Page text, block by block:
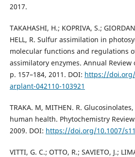
2017.
TAKAHASHI, H.; KOPRIVA, S.;
HELL, R. Sulfur assimilation in
molecular functions and regulations
assimilatory enzymes. Annual Review
p. 157–184, 2011. DOI: https://
arplant-042110-103921
TRAKA. M, MITHEN. R.
human health. Phytochemistry
2009. DOI: https://doi.org/10.1007/
VITTI, G. C.; OTTO, R.; SAVIETO, J.;